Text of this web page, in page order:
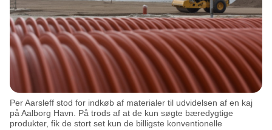
Per Aarsleff stod for indkøb af materialer til udvidelsen af en kaj
på Aalborg Havn. På trods af at de kun søgte bæredygtige
produkter, fik de stort set kun de billigste konventionelle